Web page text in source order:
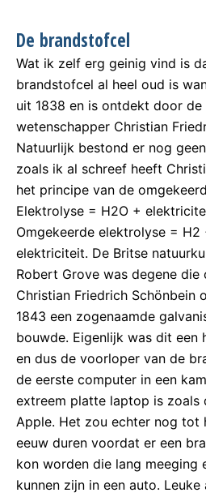
De brandstofcel
Wat ik zelf erg geinig vind is
brandstofcel al heel oud is
uit 1838 en is ontdekt door de
wetenschapper Christian
Natuurlijk bestond er nog
zoals ik al schreef heeft
het principe van de
Elektrolyse = H2O +
Omgekeerde elektrolyse = H2
elektriciteit. De Britse
Robert Grove was degene
Christian Friedrich Schönbein
1843 een zogenaamde
bouwde. Eigenlijk was dit een
en dus de voorloper van de
de eerste computer in een
extreem platte laptop is zoals
Apple. Het zou echter nog tot
eeuw duren voordat er een
kon worden die lang meeging
kunnen zijn in een auto.